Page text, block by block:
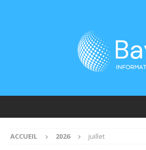
ACCUEIL 2026 juillet